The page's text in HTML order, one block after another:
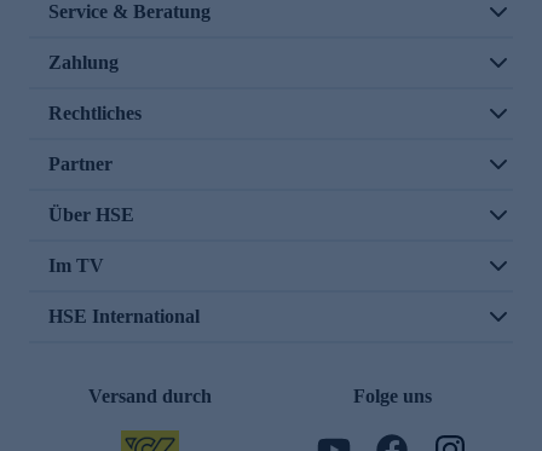
Service & Beratung
Zahlung
Rechtliches
Partner
Über HSE
Im TV
HSE International
Versand durch Folge uns